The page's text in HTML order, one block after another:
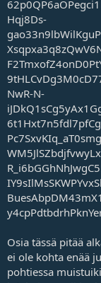
Osia tässä pitää
ei ole kohta enää
pohtiessa